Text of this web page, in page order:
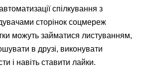
спілкування з
сторінок соцмереж
можуть займатися листуванням,
в друзі, виконувати
і навіть ставити лайки.